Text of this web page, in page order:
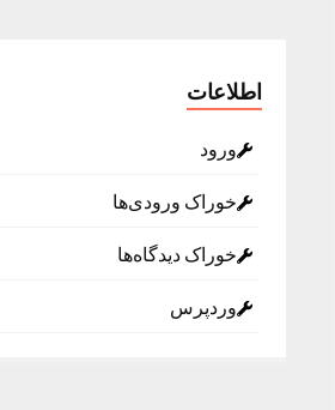
اطلاعات
ورود
خوراک ورودی‌ها
خوراک دیدگاه‌ها
وردپرس